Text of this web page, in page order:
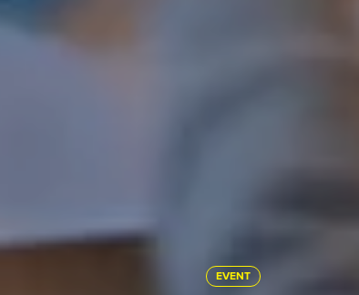
EVENT